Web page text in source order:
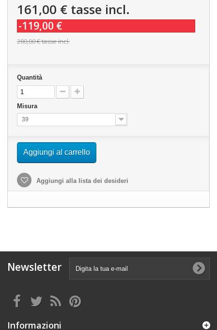
161,00 € tasse incl.
-119,00 €
280,00 €tasse incl.
Quantità
Misura
39
Aggiungi al carrello
Aggiungi alla lista dei desideri
Newsletter
Informazioni